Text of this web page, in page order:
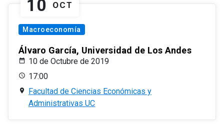
10 OCT
Macroeconomía
Álvaro García, Universidad de Los Andes
10 de Octubre de 2019
17:00
Facultad de Ciencias Económicas y
Administrativas UC